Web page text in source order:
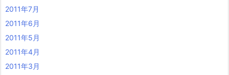
2011年7月
2011年6月
2011年5月
2011年4月
2011年3月